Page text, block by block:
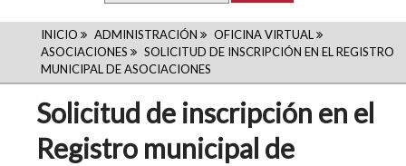
RUTA
DE
NAVEGACIÓN
INICIO ADMINISTRACIÓN
OFICINA VIRTUAL
ASOCIACIONES
SOLICITUD DE INSCRIPCIÓN EN EL REGISTRO
MUNICIPAL DE ASOCIACIONES
Solicitud de inscripción en el
Registro municipal de